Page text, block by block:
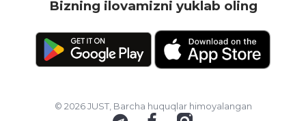
Bizning ilovamizni yuklab oling
© 2026 JUST, Barcha huquqlar himoyalangan